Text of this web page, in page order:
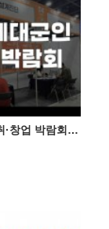
2025년 제대군인 취·창업 박람회, 체크온 커리어설계진단 큰 호응!